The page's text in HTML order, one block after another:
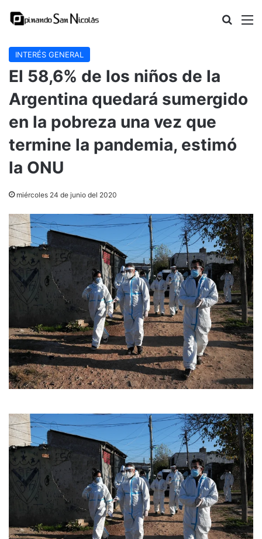
Buscar
INTERÉS GENERAL
El 58,6% de los niños de la
Argentina quedará sumergido
en la pobreza una vez que
termine la pandemia, estimó
la ONU
miércoles 24 de junio del 2020